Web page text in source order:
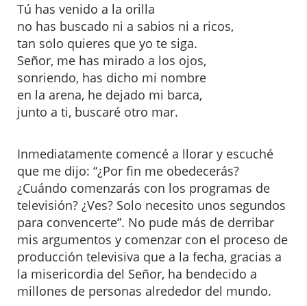
Tú has venido a la orilla
no has buscado ni a sabios ni a ricos,
tan solo quieres que yo te siga.
Señor, me has mirado a los ojos,
sonriendo, has dicho mi nombre
en la arena, he dejado mi barca,
junto a ti, buscaré otro mar.
Inmediatamente comencé a llorar y escuché
que me dijo: “¿Por fin me obedecerás?
¿Cuándo comenzarás con los programas de
televisión? ¿Ves? Solo necesito unos segundos
para convencerte”. No pude más de derribar
mis argumentos y comenzar con el proceso de
producción televisiva que a la fecha, gracias a
la misericordia del Señor, ha bendecido a
millones de personas alrededor del mundo.